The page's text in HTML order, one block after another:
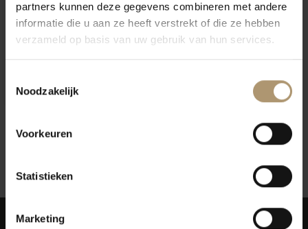
partners kunnen deze gegevens combineren met andere
informatie die u aan ze heeft verstrekt of die ze hebben
verzameld op basis van uw gebruik van hun services.
Noodzakelijk
Voorkeuren
Statistieken
Marketing
€14,80